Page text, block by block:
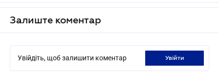
Залиште коментар
Увійдіть, щоб залишити коментар увійти